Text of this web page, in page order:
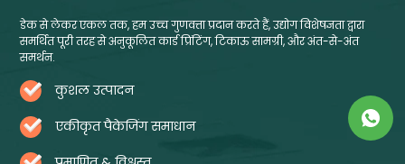
डेक से लेकर एकल तक, हम उच्च गुणवत्ता प्रदान करते हैं, उद्योग विशेषज्ञता द्वारा
समर्थित पूरी तरह से अनुकूलित कार्ड प्रिंटिंग, टिकाऊ सामग्री, और अंत-से-अंत
समर्थन.
कुशल उत्पादन
एकीकृत पैकेजिंग समाधान